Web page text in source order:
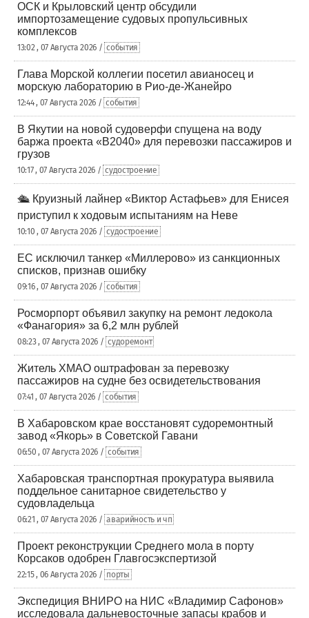
ОСК и Крыловский центр обсудили
импортозамещение судовых пропульсивных
комплексов
13:02 , 07 Августа 2026 / события
Глава Морской коллегии посетил авианосец и
морскую лабораторию в Рио-де-Жанейро
12:44 , 07 Августа 2026 / события
В Якутии на новой судоверфи спущена на воду
баржа проекта «В2040» для перевозки пассажиров и
грузов
10:17 , 07 Августа 2026 / судостроение
🛳️ Круизный лайнер «Виктор Астафьев» для Енисея
приступил к ходовым испытаниям на Неве
10:10 , 07 Августа 2026 / судостроение
ЕС исключил танкер «Миллерово» из санкционных
списков, признав ошибку
09:16 , 07 Августа 2026 / события
Росморпорт объявил закупку на ремонт ледокола
«Фанагория» за 6,2 млн рублей
08:23 , 07 Августа 2026 / судоремонт
Житель ХМАО оштрафован за перевозку
пассажиров на судне без освидетельствования
07:41 , 07 Августа 2026 / события
В Хабаровском крае восстановят судоремонтный
завод «Якорь» в Советской Гавани
06:50 , 07 Августа 2026 / события
Хабаровская транспортная прокуратура выявила
поддельное санитарное свидетельство у
судовладельца
06:21 , 07 Августа 2026 / аварийность и чп
Проект реконструкции Среднего мола в порту
Корсаков одобрен Главгосэкспертизой
22:15 , 06 Августа 2026 / порты
Экспедиция ВНИРО на НИС «Владимир Сафонов»
исследовала дальневосточные запасы крабов и